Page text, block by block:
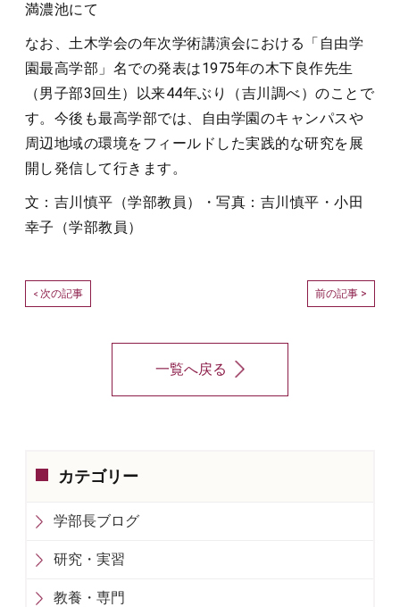
満濃池にて
なお、土木学会の年次学術講演会における「自由学
園最高学部」名での発表は1975年の木下良作先生
（男子部3回生）以来44年ぶり（吉川調べ）のことで
す。今後も最高学部では、自由学園のキャンパスや
周辺地域の環境をフィールドした実践的な研究を展
開し発信して行きます。
文：吉川慎平（学部教員）・写真：吉川慎平・小田
幸子（学部教員）
< 次の記事 前の記事 >
一覧へ戻る
カテゴリー
学部長ブログ
研究・実習
教養・専門